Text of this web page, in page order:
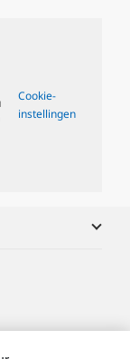
Cookie-
instellingen